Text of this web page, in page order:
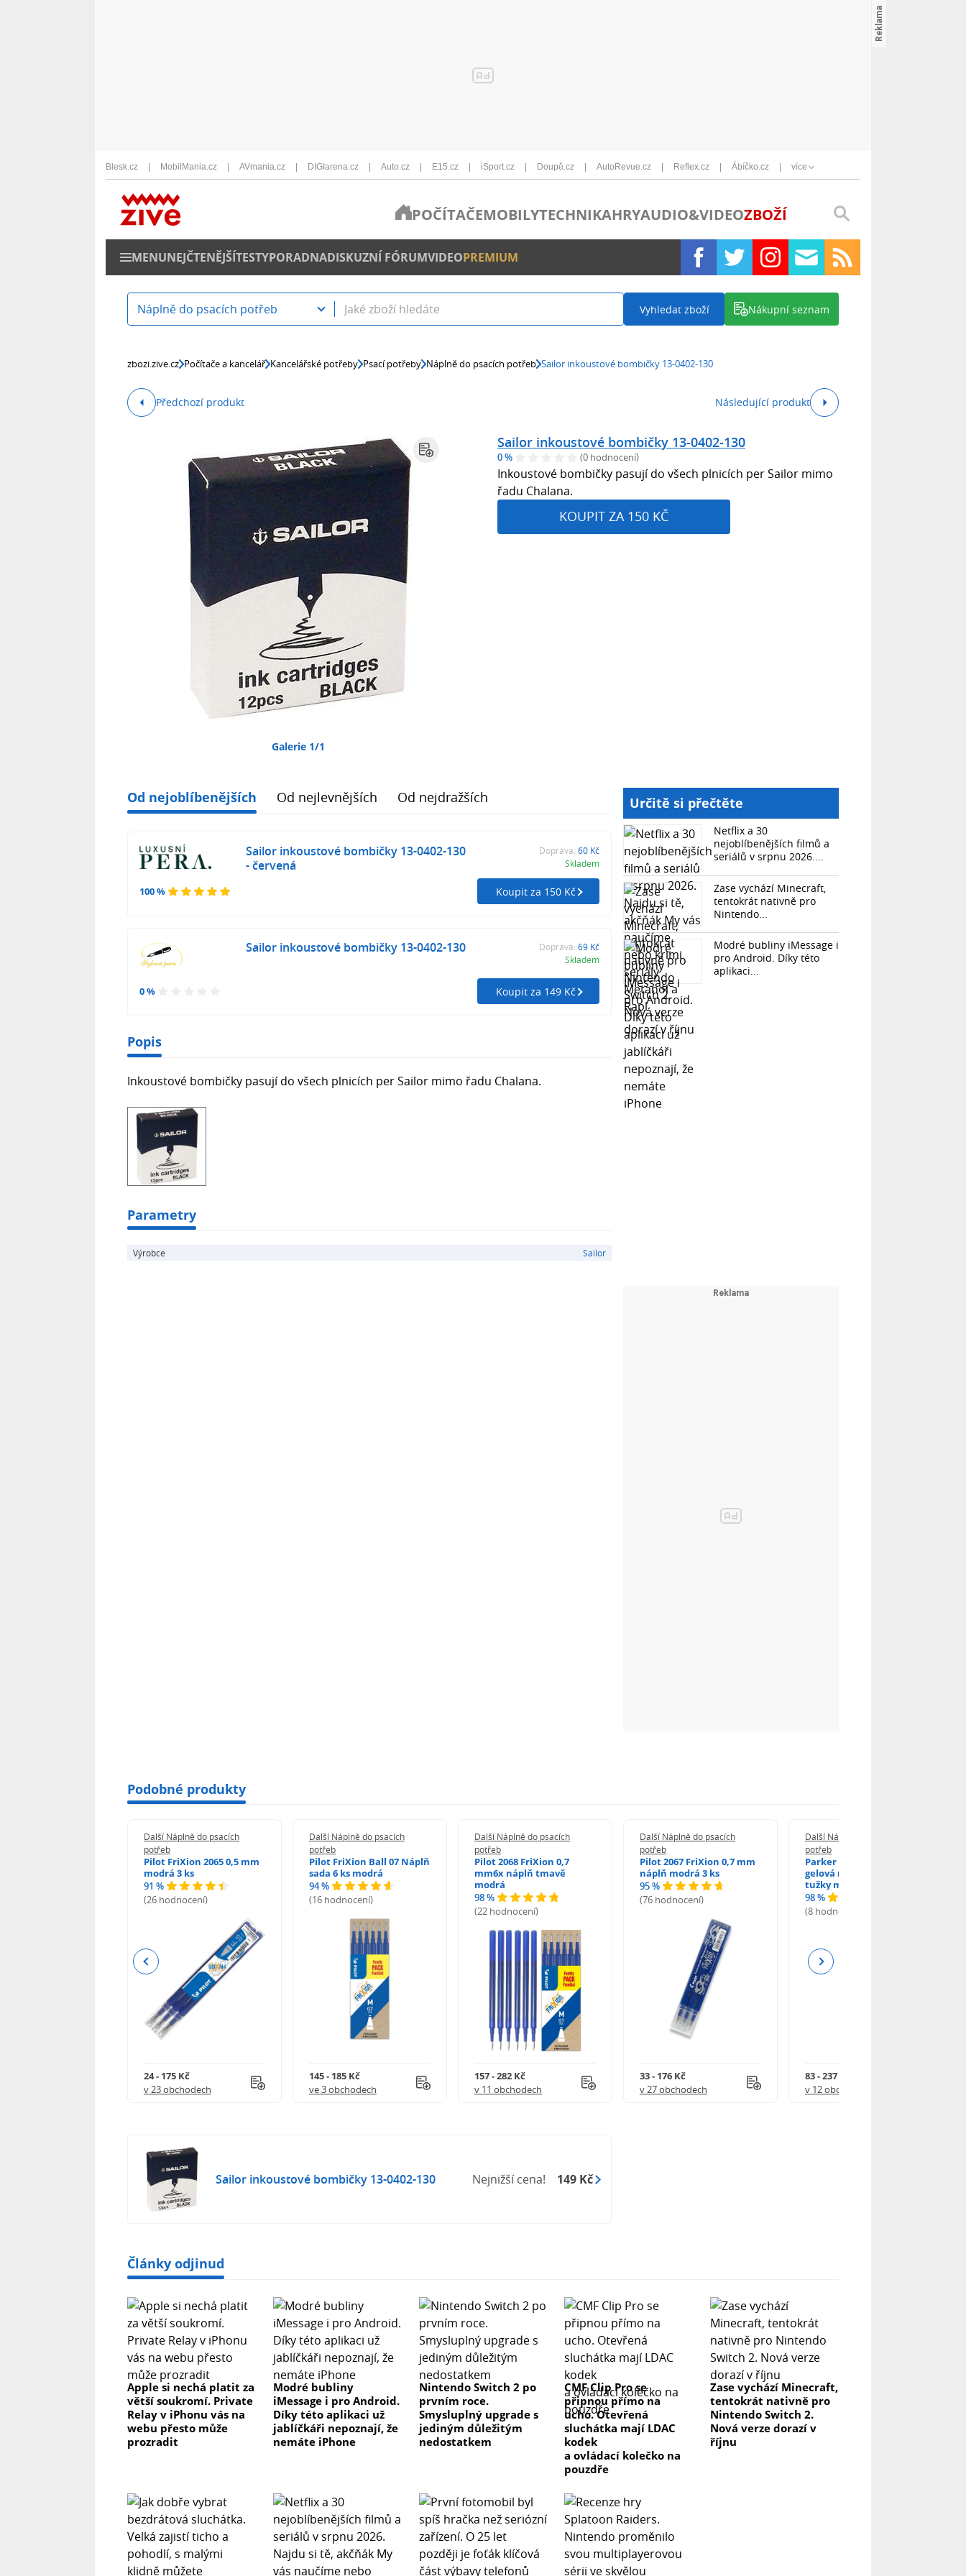
Blesk.cz MobilMania.cz AVmania.cz DIGIarena.cz Auto.cz E15.cz iSport.cz Doupě.cz AutoRevue.cz Reflex.cz Ábíčko.cz více
POČÍTAČEMOBILYTECHNIKAHRYAUDIO&VIDEOZBOŽÍ
MENUNEJČTENĚJŠÍTESTYPORADNADISKUZNÍ FÓRUMVIDEOPREMIUM
Náplně do psacích potřeb Vyhledat zboží Nákupní seznam
zbozi.zive.cz Počítače a kancelář Kancelářské potřeby Psací potřeby Náplně do psacích potřeb Sailor inkoustové bombičky 13-0402-130
Předchozí produkt Následující produkt
Galerie 1/1
Sailor inkoustové bombičky 13-0402-130
0 % (0 hodnocení)
Inkoustové bombičky pasují do všech plnicích per Sailor mimo
řadu Chalana.
KOUPIT ZA 150 KČ
Od nejoblíbenějších Od nejlevnějších Od nejdražších
100 %
Sailor inkoustové bombičky 13-0402-130
- červená
Doprava: 60 Kč
Skladem
Koupit za 150 Kč
0 %
Sailor inkoustové bombičky 13-0402-130 Doprava: 69 Kč
Skladem
Koupit za 149 Kč
Popis
Inkoustové bombičky pasují do všech plnicích per Sailor mimo řadu Chalana.
Parametry
Výrobce Sailor
Určitě si přečtěte
Netflix a 30
nejoblíbenějších filmů a
seriálů v srpnu 2026....
Zase vychází Minecraft,
tentokrát nativně pro
Nintendo...
Modré bubliny iMessage i
pro Android. Díky této
aplikaci...
Podobné produkty
Další Náplně do psacích
potřeb
Pilot FriXion 2065 0,5 mm
modrá 3 ks
91 %
(26 hodnocení)
24 - 175 Kč
v 23 obchodech
Další Náplně do psacích
potřeb
Pilot FriXion Ball 07 Náplň
sada 6 ks modrá
94 %
(16 hodnocení)
145 - 185 Kč
ve 3 obchodech
Další Náplně do psacích
potřeb
Pilot 2068 FriXion 0,7
mm6x náplň tmavě
modrá
98 %
(22 hodnocení)
157 - 282 Kč
v 11 obchodech
Další Náplně do psacích
potřeb
Pilot 2067 FriXion 0,7 mm
náplň modrá 3 ks
95 %
(76 hodnocení)
33 - 176 Kč
v 27 obchodech
Další Náplně do psacích
potřeb
Parker 1502/0250346
gelová náplň do kuličkové
tužky modrá
98 %
(8 hodnocení)
83 - 237 Kč
v 12 obchodech
Previous Next
Sailor inkoustové bombičky 13-0402-130 Nejnižší cena! 149 Kč
Články odjinud
Apple si nechá platit za
větší soukromí. Private
Relay v iPhonu vás na
webu přesto může
prozradit
Modré bubliny
iMessage i pro Android.
Díky této aplikaci už
jablíčkáři nepoznají, že
nemáte iPhone
Nintendo Switch 2 po
prvním roce.
Smysluplný upgrade s
jediným důležitým
nedostatkem
CMF Clip Pro se
připnou přímo na
ucho. Otevřená
sluchátka mají LDAC
kodek
a ovládací kolečko na
pouzdře
Zase vychází Minecraft,
tentokrát nativně pro
Nintendo Switch 2.
Nová verze dorazí v
říjnu